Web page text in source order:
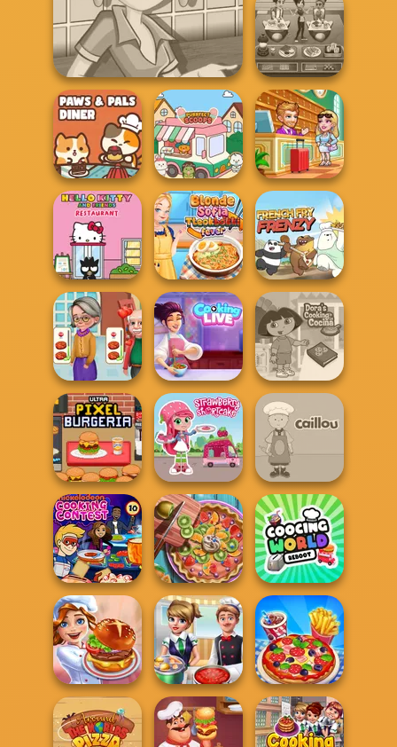
Sara's Cooking Class
Lentil So...
Cooking Stories:
Fun Cafe
Cooking Cafe
Food Chef
Paws & Pals
Diner
Purr-fect Scoops
Hotel Fever
Tycoon
Hello Kitty And
Friends Restau...
Blonde Sofia:
Tteokbokki Fever
French Fry Frenzy
Cooking
Madness
Cooking Live: Be
a Chef&Cook
Dora Cooking in
la Cucina
Ultra Pixel
Burgeria
Strawberry
Shortcake
Caillou Chef
Nickelodeon
Cooking Contest
Pie Real Life
Cooking
Cooking World
Reborn